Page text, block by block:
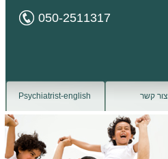
050-2511317
צור קשר Psychiatrist-english